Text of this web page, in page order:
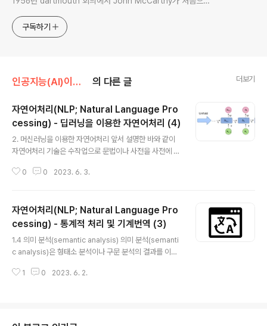
지능 분야들을 하나하나 공부하고자 합니다. 전문가가 아닌 제
가 평범한 독자들과 함께 쉽게 인공지능(AI)를 이해하고, 앞으
구독하기
인공지능(AI)이란? - 기초 개념 및 이론 의 다른 글 더보기
자연어처리(NLP; Natural Language Pro
cessing) - 딥러닝을 이용한 자연어처리 (4)
2. 머신러닝을 이용한 자연어처리 앞서 설명한 바와 같이
자연어처리 기술은 수작업으로 문법이나 사전을 사전에 구
로 한 통계적 방법으로 발전했습니다. 그러나 대규모 데이
용되고 있습니다. 통계기반 기계번역과 인공신경망 기계번
역은 딥러닝을 활용합니다. 사람은 학습 데이터를 수집하
고 가공해서 컴퓨터에 던져주고, 컴퓨터는 입력된 학습 데
이터를 바탕으로 스스로 공부합니다. 학습(learning)이 끝
나면 번역 프로그램이 스스로 공부한 바를 바탕으로 새로
운 문장을 보더라도 번역할 수 있는 능력을 키울 수 있습니
0 0 2023. 6. 3.
자연어처리(NLP; Natural Language Pro
cessing) - 통계적 처리 및 기계번역 (3)
1.4 의미 분석(semantic analysis) 의미 분석(semanti
c analysis)은 형태소 분석이나 구문 분석의 결과를 이용
의미표현 방법으로는 필모어(Charles J. Fillmore)가 제
출해서 의미를 표현합니다. 아래 (표 1)은 표층격의 예입니
1 0 2023. 6. 2.